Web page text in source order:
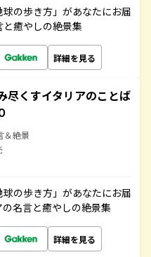
の歩き方」があなたにお届
癒やしの絶景集
詳細を見る
尽くすイタリアのことば
＆絶景
の歩き方」があなたにお届
名言と癒やしの絶景集
詳細を見る